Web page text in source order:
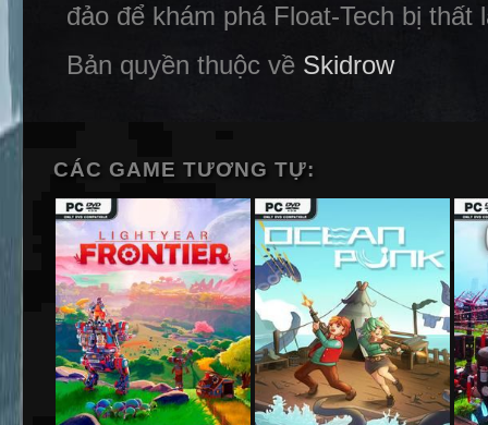
đảo để khám phá Float-Tech bị
Bản quyền thuộc về Skidrow
CÁC GAME TƯƠNG TỰ: